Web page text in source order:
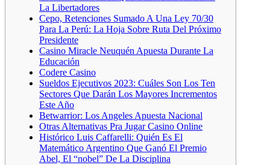
La Libertadores
Cepo, Retenciones Sumado A Una Ley 70/30
Para La Perú: La Hoja Sobre Ruta Del Próximo
Presidente
Casino Miracle Neuquén Apuesta Durante La
Educación
Codere Casino
Sueldos Ejecutivos 2023: Cuáles Son Los Ten
Sectores Que Darán Los Mayores Incrementos
Este Año
Betwarrior: Los Angeles Apuesta Nacional
Otras Alternativas Pra Jugar Casino Online
Histórico Luis Caffarelli: Quién Es El
Matemático Argentino Que Ganó El Premio
Abel, El “nobel” De La Disciplina